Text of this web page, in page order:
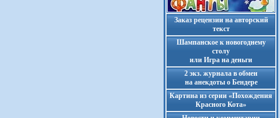
Заказ рецензии на авторский
текст
Шампанское к новогоднему
столу
или Игра на деньги
2 экз. журнала в обмен
на анекдоты о Бендере
Картина из серии «Похождения
Красного Кота»